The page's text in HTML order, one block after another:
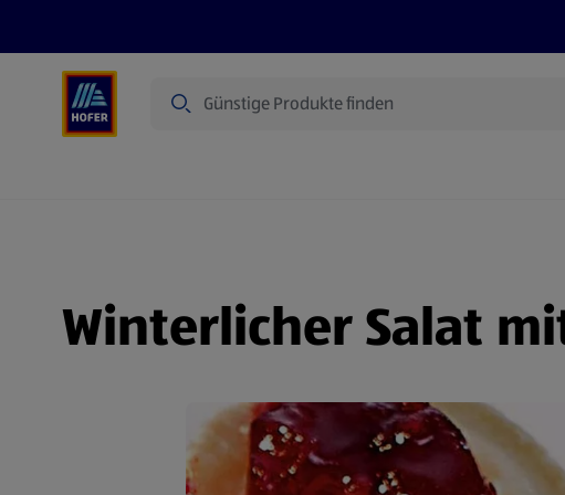
Winterlicher Salat